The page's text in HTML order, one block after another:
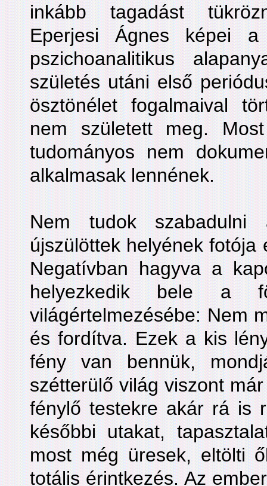
inkább tagadást
Eperjesi Ágnes képei
pszichoanalitikus
születés utáni első
ösztönélet fogalmaival
nem született meg.
tudományos nem
alkalmasak lennének.
Nem tudok
újszülöttek helyének fotója
Negatívban hagyva a
helyezkedik bele a
világértelmezésébe: Nem
és fordítva. Ezek a kis
fény van bennük,
szétterülő világ viszont
fénylő testekre akár rá is
későbbi utakat,
most még üresek, eltölti
totális érintkezés. Az